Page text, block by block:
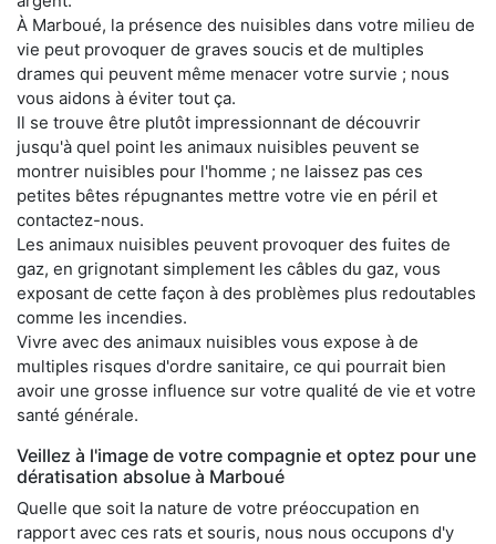
À Marboué, la présence des nuisibles dans votre milieu de
vie peut provoquer de graves soucis et de multiples
drames qui peuvent même menacer votre survie ; nous
vous aidons à éviter tout ça.
Il se trouve être plutôt impressionnant de découvrir
jusqu'à quel point les animaux nuisibles peuvent se
montrer nuisibles pour l'homme ; ne laissez pas ces
petites bêtes répugnantes mettre votre vie en péril et
contactez-nous.
Les animaux nuisibles peuvent provoquer des fuites de
gaz, en grignotant simplement les câbles du gaz, vous
exposant de cette façon à des problèmes plus redoutables
comme les incendies.
Vivre avec des animaux nuisibles vous expose à de
multiples risques d'ordre sanitaire, ce qui pourrait bien
avoir une grosse influence sur votre qualité de vie et votre
santé générale.
Veillez à l'image de votre compagnie et optez pour une
dératisation absolue à Marboué
Quelle que soit la nature de votre préoccupation en
rapport avec ces rats et souris, nous nous occupons d'y